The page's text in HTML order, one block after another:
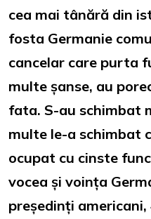
cea mai tânără din
fosta Germanie
cancelar care purta
multe șanse, au
fata. S-au schimbat
multe le-a schimbat
ocupat cu cinste
vocea și voința
președinți